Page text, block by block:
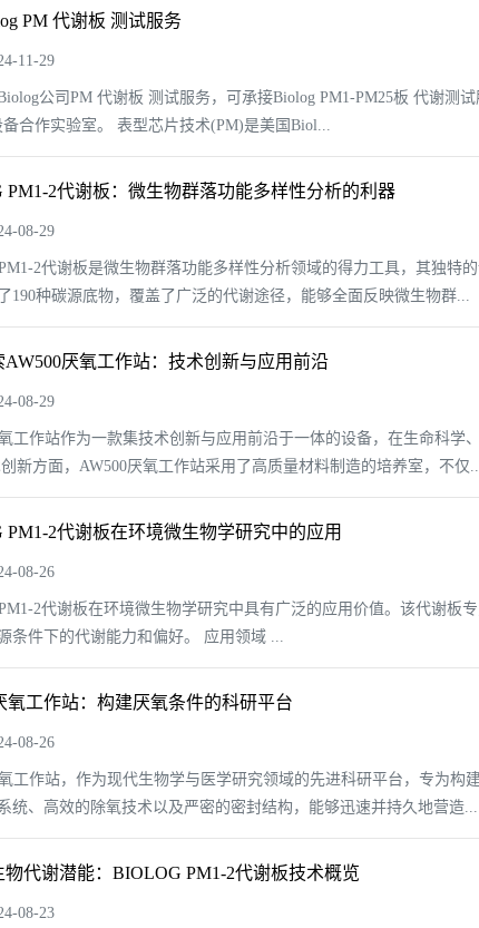
PM 代谢板 测试服务
11-29
公司PM 代谢板 测试服务，可承接Biolog PM1-PM25板 代谢测
备合作实验室。 表型芯片技术(PM)是美国Biol...
PM1-2代谢板：微生物群落功能多样性分析的利器
08-29
2代谢板是微生物群落功能多样性分析领域的得力工具，其独特
190种碳源底物，覆盖了广泛的代谢途径，能够全面反映微生物群...
AW500厌氧工作站：技术创新与应用前沿
08-29
工作站作为一款集技术创新与应用前沿于一体的设备，在生命科
新方面，AW500厌氧工作站采用了高质量材料制造的培养室，不仅
PM1-2代谢板在环境微生物学研究中的应用
08-26
2代谢板在环境微生物学研究中具有广泛的应用价值。该代谢板
条件下的代谢能力和偏好。 应用领域 ...
氧工作站：构建厌氧条件的科研平台
08-26
工作站，作为现代生物学与医学研究领域的先进科研平台，专为
统、高效的除氧技术以及严密的密封结构，能够迅速并持久地营造...
物代谢潜能：BIOLOG PM1-2代谢板技术概览
08-23